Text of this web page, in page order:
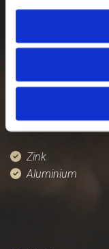
 Zink
 Aluminium